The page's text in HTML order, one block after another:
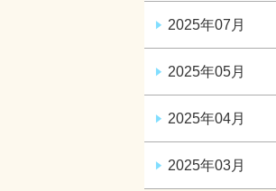
2025年07月
2025年05月
2025年04月
2025年03月